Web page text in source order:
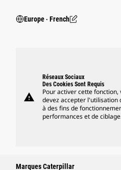
Europe ‧ French
warning
Réseaux Sociaux
Des Cookies Sont Requis
Pour activer cette fonction,
devez accepter l'utilisation
à des fins de
performances et de
Marques Caterpillar